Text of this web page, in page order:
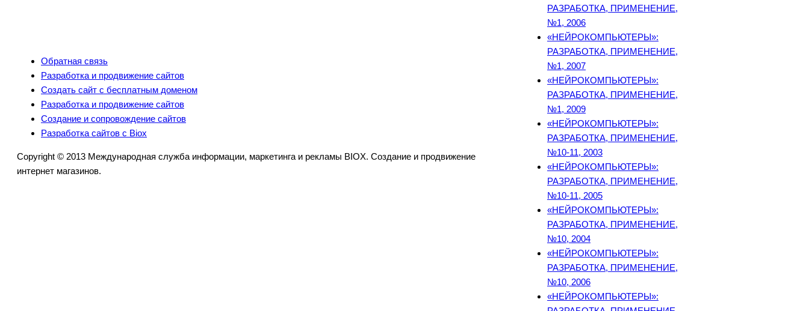
РАЗРАБОТКА, ПРИМЕНЕНИЕ,
№1, 2006
«НЕЙРОКОМПЬЮТЕРЫ»:
РАЗРАБОТКА, ПРИМЕНЕНИЕ,
№1, 2007
«НЕЙРОКОМПЬЮТЕРЫ»:
РАЗРАБОТКА, ПРИМЕНЕНИЕ,
№1, 2009
«НЕЙРОКОМПЬЮТЕРЫ»:
РАЗРАБОТКА, ПРИМЕНЕНИЕ,
№10-11, 2003
«НЕЙРОКОМПЬЮТЕРЫ»:
РАЗРАБОТКА, ПРИМЕНЕНИЕ,
№10-11, 2005
«НЕЙРОКОМПЬЮТЕРЫ»:
РАЗРАБОТКА, ПРИМЕНЕНИЕ,
№10, 2004
«НЕЙРОКОМПЬЮТЕРЫ»:
РАЗРАБОТКА, ПРИМЕНЕНИЕ,
№10, 2006
«НЕЙРОКОМПЬЮТЕРЫ»:
Обратная связь
Разработка и продвижение сайтов
Создать сайт с бесплатным доменом
Разработка и продвижение сайтов
Создание и сопровождение сайтов
Разработка сайтов с Biox
Copyright © 2013 Международная служба информации, маркетинга и рекламы BIOX. Создание и продвижение
интернет магазинов.